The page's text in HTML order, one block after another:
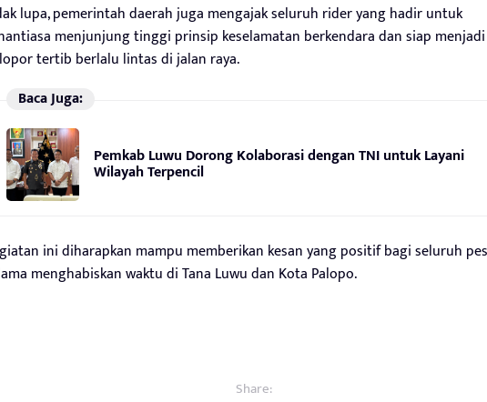
lupa, pemerintah daerah juga mengajak seluruh rider yang hadir untuk
menjunjung tinggi prinsip keselamatan berkendara dan siap menjadi
tertib berlalu lintas di jalan raya.
Baca Juga:
Pemkab Luwu Dorong Kolaborasi dengan TNI untuk Layani
Wilayah Terpencil
ini diharapkan mampu memberikan kesan yang positif bagi seluruh
menghabiskan waktu di Tana Luwu dan Kota Palopo.
Share: